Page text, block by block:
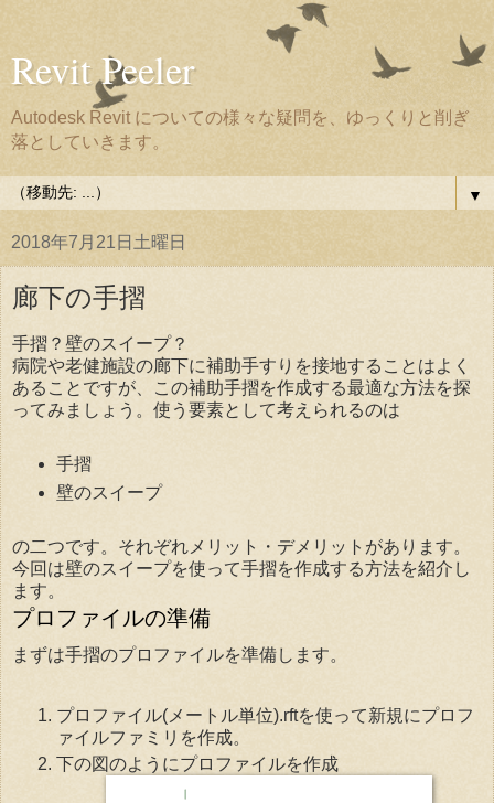
Revit Peeler
Autodesk Revit についての様々な疑問を、ゆっくりと削ぎ
落としていきます。
▼
2018年7月21日土曜日
廊下の手摺
手摺？壁のスイープ？
病院や老健施設の廊下に補助手すりを接地することはよく
あることですが、この補助手摺を作成する最適な方法を探
ってみましょう。使う要素として考えられるのは
手摺
壁のスイープ
の二つです。それぞれメリット・デメリットがあります。
今回は壁のスイープを使って手摺を作成する方法を紹介し
ます。
プロファイルの準備
まずは手摺のプロファイルを準備します。
プロファイル(メートル単位).rftを使って新規にプロフ
ァイルファミリを作成。
下の図のようにプロファイルを作成